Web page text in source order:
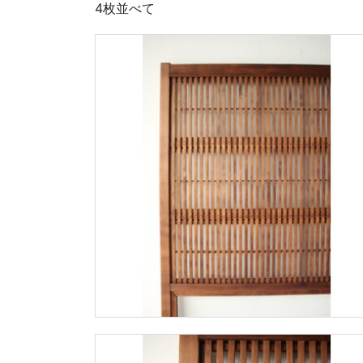
4枚並べて